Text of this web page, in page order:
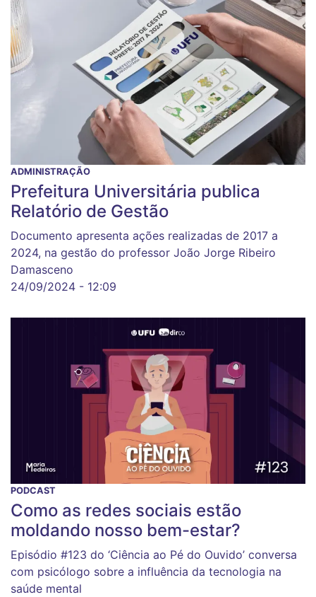
ADMINISTRAÇÃO
Prefeitura Universitária publica
Relatório de Gestão
Documento apresenta ações realizadas de 2017 a
2024, na gestão do professor João Jorge Ribeiro
Damasceno
24/09/2024 - 12:09
PODCAST
Como as redes sociais estão
moldando nosso bem-estar?
Episódio #123 do ‘Ciência ao Pé do Ouvido’ conversa
com psicólogo sobre a influência da tecnologia na
saúde mental